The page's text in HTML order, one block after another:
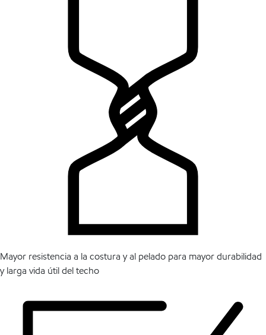
Mayor resistencia a la costura y al pelado para mayor durabilidad
y larga vida útil del techo